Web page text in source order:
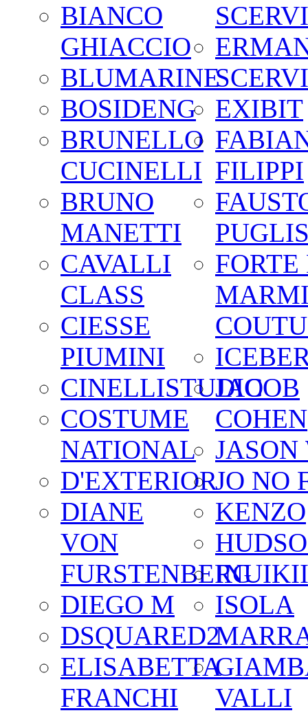
BIANCO
GHIACCIO
BLUMARINE
BOSIDENG
BRUNELLO
CUCINELLI
BRUNO
MANETTI
CAVALLI
CLASS
CIESSE
PIUMINI
CINELLISTUDIO
COSTUME
NATIONAL
D'EXTERIOR
DIANE
VON
FURSTENBERG
DIEGO M
DSQUARED2
ELISABETTA
FRANCHI
EXIBIT
FILIPPI
FORTE
JACOB
COHEN
JASON
JO NO
KENZO
INUIKII
ISOLA
VALLI